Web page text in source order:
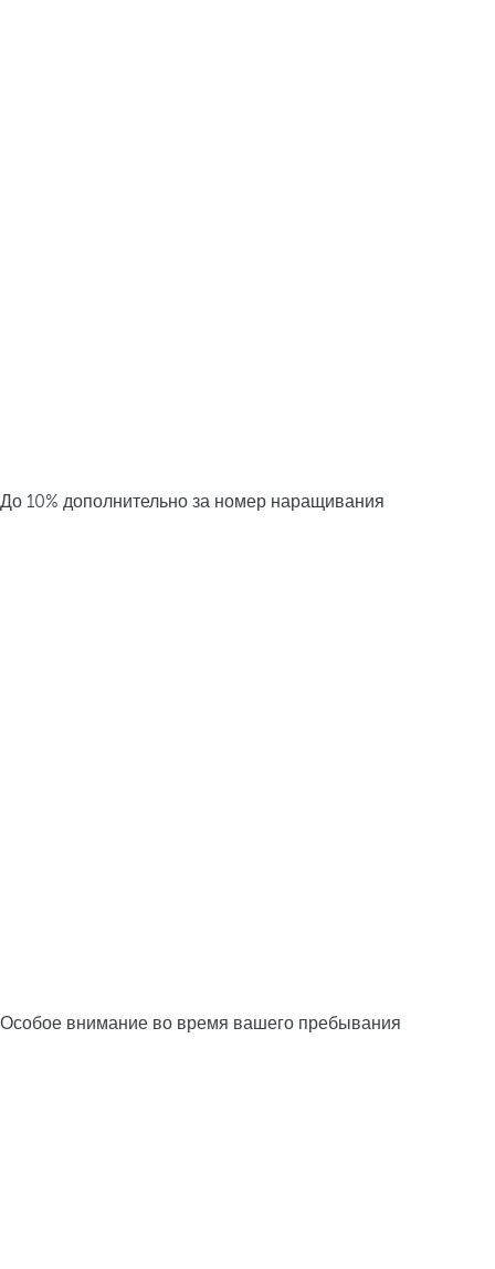
До 10% дополнительно за номер наращивания
Особое внимание во время вашего пребывания